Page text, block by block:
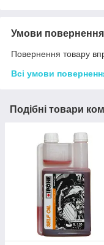
Умови повернення
Повернення товару
Всі умови
Подібні товари